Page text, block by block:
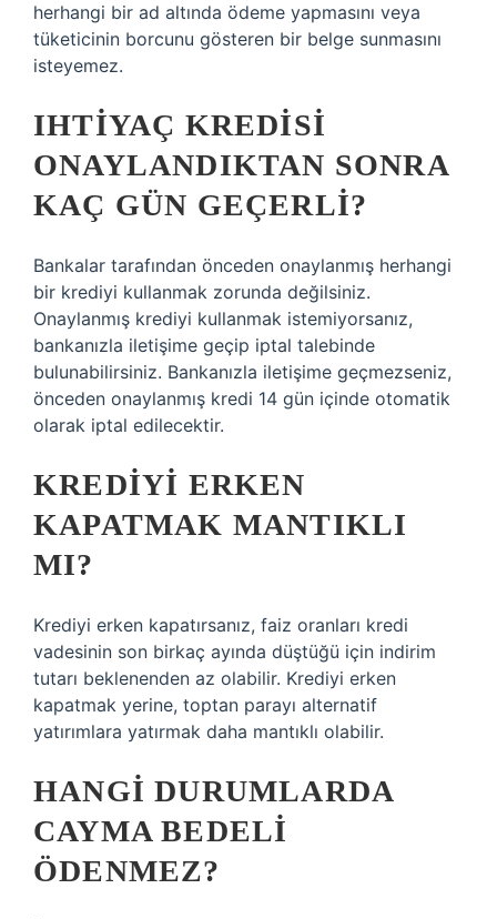
herhangi bir ad altında ödeme yapmasını veya
tüketicinin borcunu gösteren bir belge sunmasını
isteyemez.
IHTIYAÇ KREDISI
ONAYLANDIKTAN SONRA
KAÇ GÜN GEÇERLI?
Bankalar tarafından önceden onaylanmış herhangi
bir krediyi kullanmak zorunda değilsiniz.
Onaylanmış krediyi kullanmak istemiyorsanız,
bankanızla iletişime geçip iptal talebinde
bulunabilirsiniz. Bankanızla iletişime geçmezseniz,
önceden onaylanmış kredi 14 gün içinde otomatik
olarak iptal edilecektir.
KREDIYI ERKEN
KAPATMAK MANTIKLI
MI?
Krediyi erken kapatırsanız, faiz oranları kredi
vadesinin son birkaç ayında düştüğü için indirim
tutarı beklenenden az olabilir. Krediyi erken
kapatmak yerine, toptan parayı alternatif
yatırımlara yatırmak daha mantıklı olabilir.
HANGI DURUMLARDA
CAYMA BEDELI
ÖDENMEZ?